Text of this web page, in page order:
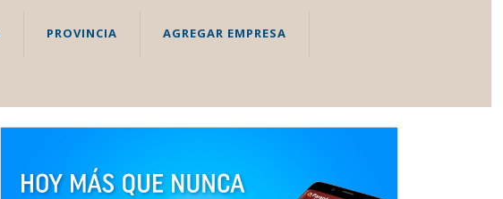
PROVINCIA AGREGAR EMPRESA